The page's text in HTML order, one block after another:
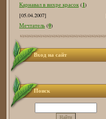
Карнавал в вихре красок (1)
[05.04.2007]
Мечтатель (0)
Вход на сайт
Поиск